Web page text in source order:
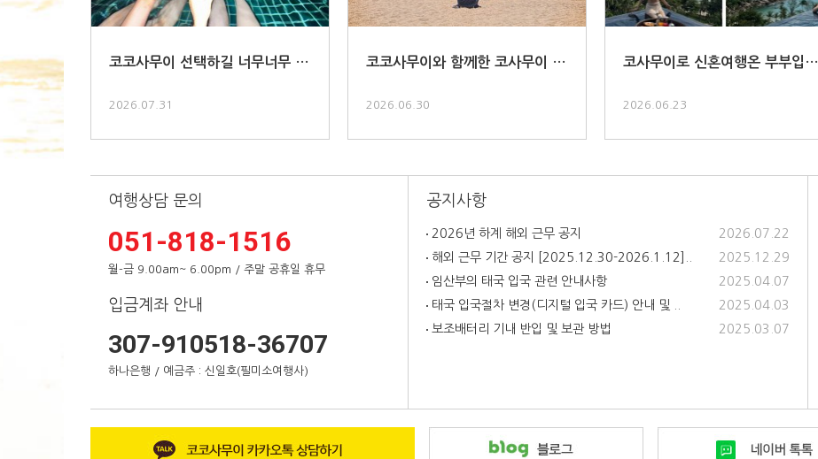
코코사무이 선택하길 너무너무 잘
2026.07.31
코코사무이와 함께한 코사무이 패
2026.06.30
코사무이로 신혼여행온 부부입니
2026.06.23
여행상담 문의 공지사항
051-818-1516
월-금 9.00am~ 6.00pm / 주말 공휴일 휴무
입금계좌 안내
307-910518-36707
하나은행 / 예금주 : 신일호(필미소여행사)
2026년 하계 해외 근무 공지
2026.07.22
해외 근무 기간 공지 [2025.12.30-2026.1.12]..
2025.12.29
임산부의 태국 입국 관련 안내사항
2025.04.07
태국 입국절차 변경(디지털 입국 카드) 안내 및 ..
2025.04.03
보조배터리 기내 반입 및 보관 방법
2025.03.07